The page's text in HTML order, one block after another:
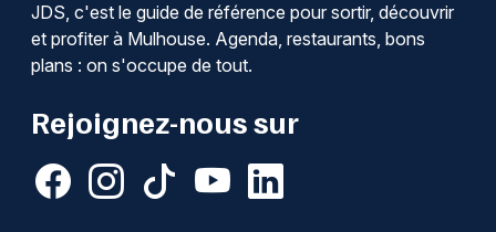
JDS, c'est le guide de référence pour sortir, découvrir
et profiter à Mulhouse. Agenda, restaurants, bons
plans : on s'occupe de tout.
Rejoignez-nous sur